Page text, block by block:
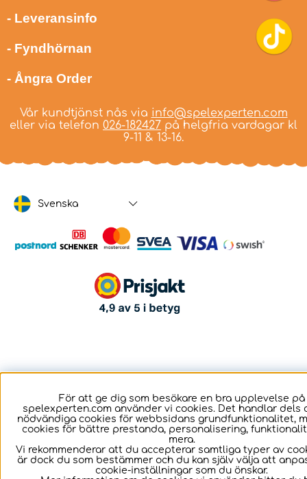
- Leveransinfo
- Fyndhörnan
- Ångra Order
Vår kundtjänst nås via info@spelexperten.com
eller via telefon 026-182427 på helgfria vardagar kl
9-11 & 13-16.
Svenska
För att ge dig som besökare en bra upplevelse på
spelexperten.com använder vi cookies. Det handlar dels
nödvändiga cookies för webbsidans grundfunktionalitet,
cookies för bättre prestanda, personalisering,
mera.
Vi rekommenderar att du accepterar samtliga typer av
är dock du som bestämmer och du kan själv välja att
cookie-inställningar som du önskar.